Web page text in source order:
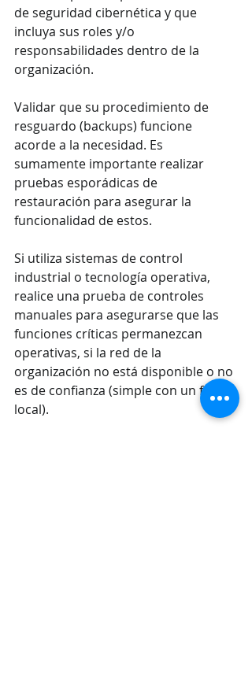
de seguridad cibernética y que
incluya sus roles y/o
responsabilidades dentro de la
organización.
Validar que su procedimiento de
resguardo (backups) funcione
acorde a la necesidad. Es
sumamente importante realizar
pruebas esporádicas de
restauración para asegurar la
funcionalidad de estos.
Si utiliza sistemas de control
industrial o tecnología operativa,
realice una prueba de controles
manuales para asegurarse que las
funciones críticas permanezcan
operativas, si la red de la
organización no está disponible o no
es de confianza (simple con un flujo
local).